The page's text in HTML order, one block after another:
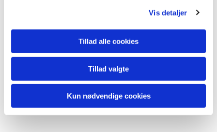
Vis detaljer
Tillad alle cookies
Tillad valgte
Kun nødvendige cookies
Du vil måske også kunne
lide...